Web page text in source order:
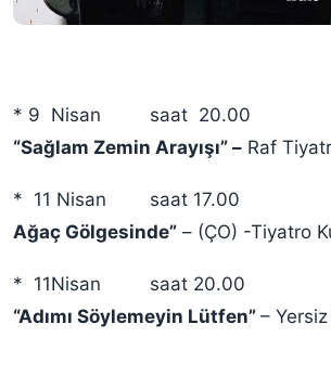
* 9 Nisan saat
“Sağlam Zemin Arayışı” – Raf
* 11 Nisan saat
Ağaç Gölgesinde” – (ÇO) -Tiyatro
* 11Nisan saat
“Adımı Söylemeyin Lütfen” –